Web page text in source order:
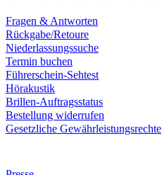
Fragen & Antworten
Rückgabe/Retoure
Niederlassungssuche
Termin buchen
Führerschein-Sehtest
Hörakustik
Brillen-Auftragsstatus
Bestellung widerrufen
Gesetzliche Gewährleistungsrechte